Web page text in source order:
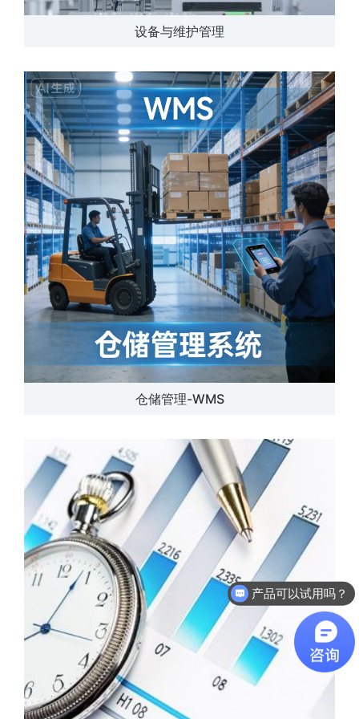
设备与维护管理
仓储管理-WMS
产品可以试用吗？
软件有折扣吗？